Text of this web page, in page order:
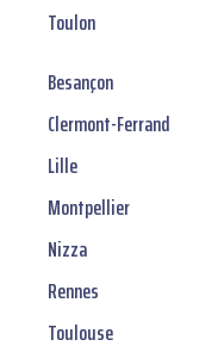
Toulon
Besançon
Clermont-Ferrand
Lille
Montpellier
Nizza
Rennes
Toulouse